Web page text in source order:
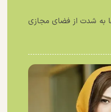
به شدت از فضای مجازی